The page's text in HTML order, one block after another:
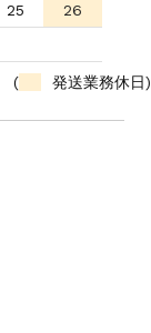
25
26
( 発送業務休日)